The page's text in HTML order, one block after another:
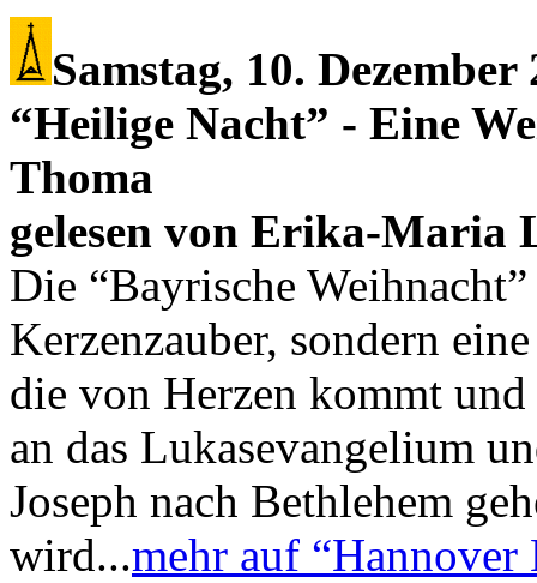
Samstag, 10.
“Heilige Nacht” - Eine
Thoma
gelesen von Erika-Maria
Die “Bayrische
Kerzenzauber, sondern
die von Herzen kommt
an das Lukasevangelium
Joseph nach Bethlehem
wird...mehr auf “Hannover